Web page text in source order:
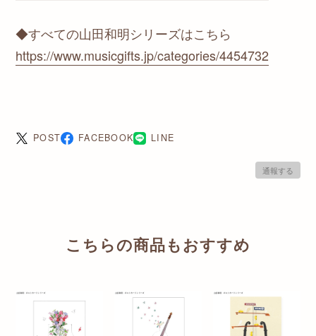
◆すべての山田和明シリーズはこちら
https://www.musicgifts.jp/categories/4454732
POST FACEBOOK LINE
通報する
こちらの商品もおすすめ